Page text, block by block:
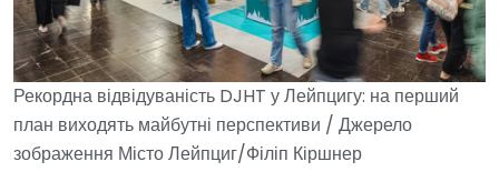
Рекордна відвідуваність DJHT у Лейпцигу: на перший
план виходять майбутні перспективи / Джерело
зображення Місто Лейпциг/Філіп Кіршнер